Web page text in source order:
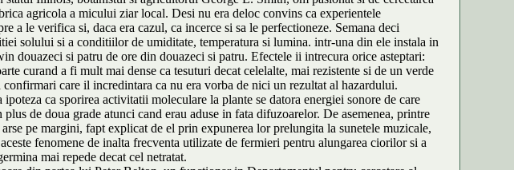
agricola a micului ziar local. Desi nu era deloc convins ca experientele
a le verifica si, daca era cazul, ca incerce si sa le perfectioneze. Semana deci
solului si a conditiilor de umiditate, temperatura si lumina. intr-una din ele instala in
douazeci si patru de ore din douazeci si patru. Efectele ii intrecura orice asteptari:
curand a fi mult mai dense ca tesuturi decat celelalte, mai rezistente si de un verde
care il incredintara ca nu era vorba de nici un rezultat al hazardului.
ca sporirea activitatii moleculare la plante se datora energiei sonore de care
de doua grade atunci cand erau aduse in fata difuzoarelor. De asemenea, printre
pe margini, fapt explicat de el prin expunerea lor prelungita la sunetele muzicale,
fenomene de inalta frecventa utilizate de fermieri pentru alungarea ciorilor si a
mai repede decat cel netratat.